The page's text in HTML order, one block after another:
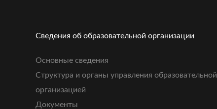
Сведения об образовательной организации
Основные сведения
Структура и органы управления образовательной
организацией
Документы